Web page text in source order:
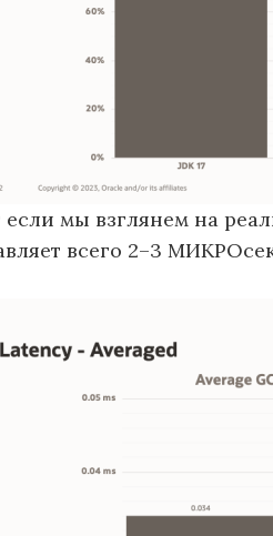
если мы взглянем на
всего 2–3